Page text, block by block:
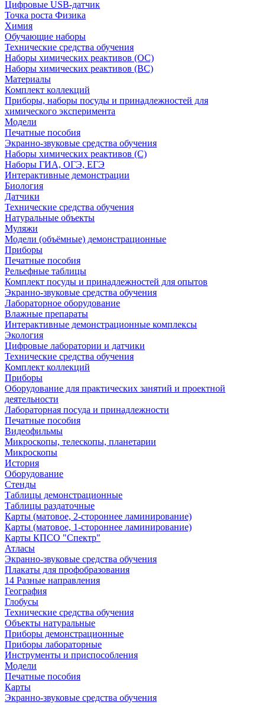
Цифровые USB-датчик
Точка роста Физика
Химия
Обучающие наборы
Технические средства обучения
Наборы химических реактивов (ОС)
Наборы химических реактивов (ВС)
Материалы
Комплект коллекций
Приборы, наборы посуды и принадлежностей для
химического эксперимента
Модели
Печатные пособия
Экранно-звуковые средства обучения
Наборы химических реактивов (С)
Наборы ГИА, ОГЭ, ЕГЭ
Интерактивные демонстрации
Биология
Датчики
Технические средства обучения
Натуральные объекты
Муляжи
Модели (объёмные) демонстрационные
Приборы
Печатные пособия
Рельефные таблицы
Комплект посуды и принадлежностей для опытов
Экранно-звуковые средства обучения
Лабораторное оборудование
Влажные препараты
Интерактивные демонстрационные комплексы
Экология
Цифровые лаборатории и датчики
Технические средства обучения
Комплект коллекций
Приборы
Оборудование для практических занятий и проектной
деятельности
Лабораторная посуда и принадлежности
Печатные пособия
Видеофильмы
Микроскопы, телескопы, планетарии
Микроскопы
История
Оборудование
Стенды
Таблицы демонстрационные
Таблицы раздаточные
Карты (матовое, 2-стороннее ламинирование)
Карты (матовое, 1-стороннее ламинирование)
Карты КПСО "Спектр"
Атласы
Экранно-звуковые средства обучения
Плакаты для профобразования
14 Разные направления
География
Глобусы
Технические средства обучения
Объекты натуральные
Приборы демонстрационные
Приборы лабораторные
Инструменты и приспособления
Модели
Печатные пособия
Карты
Экранно-звуковые средства обучения